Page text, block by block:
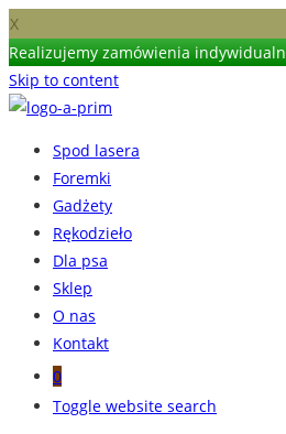
X
Realizujemy zamówienia
Skip to content
Spod lasera
Foremki
Gadżety
Rękodzieło
Dla psa
Sklep
O nas
Kontakt
0
Toggle website search